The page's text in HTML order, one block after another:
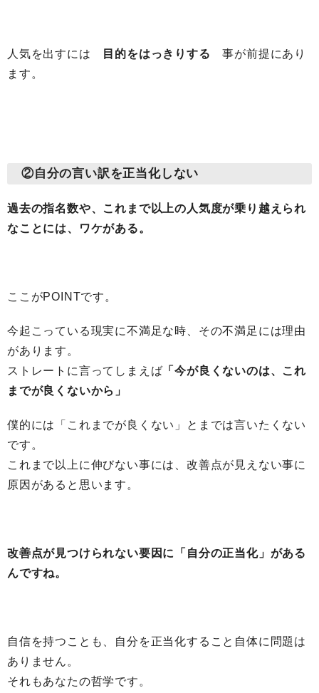
人気を出すには 目的をはっきりする事が前提にあり
ます。
②自分の言い訳を正当化しない
過去の指名数や、これまで以上の人気度が乗り越えられ
なことには、ワケがある。
ここがPOINTです。
今起こっている現実に不満足な時、その不満足には理由
があります。
ストレートに言ってしまえば 「今が良くないのは、これ
までが良くないから」
僕的には「これまでが良くない」とまでは言いたくない
です。
これまで以上に伸びない事には、改善点が見えない事に
原因があると思います。
改善点が見つけられない要因に「自分の正当化」がある
んですね。
自信を持つことも、自分を正当化すること自体に問題は
ありません。
それもあなたの哲学です。